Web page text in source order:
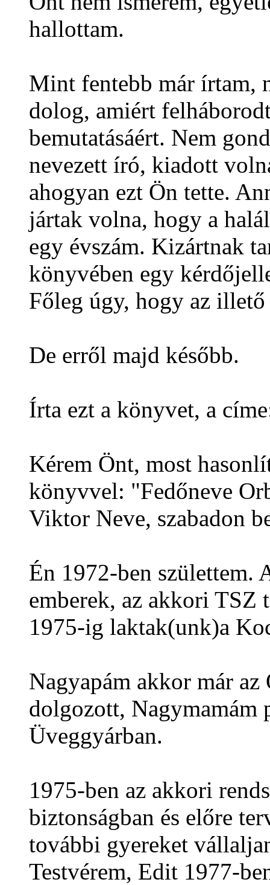
hallottam.
Mint fentebb már írtam,
dolog, amiért
bemutatásáért. Nem
nevezett író, kiadott
ahogyan ezt Ön tette.
jártak volna, hogy a
egy évszám. Kizártnak
könyvében egy
Főleg úgy, hogy az
De erről majd később.
Írta ezt a könyvet, a
Kérem Önt, most
könyvvel: "Fedőneve
Viktor Neve, szabadon
Én 1972-ben születtem.
emberek, az akkori TSZ
1975-ig laktak(unk)a
Nagyapám akkor már az
dolgozott, Nagymamám
Üveggyárban.
1975-ben az akkori
biztonságban és előre
további gyereket
Testvérem, Edit 1977-